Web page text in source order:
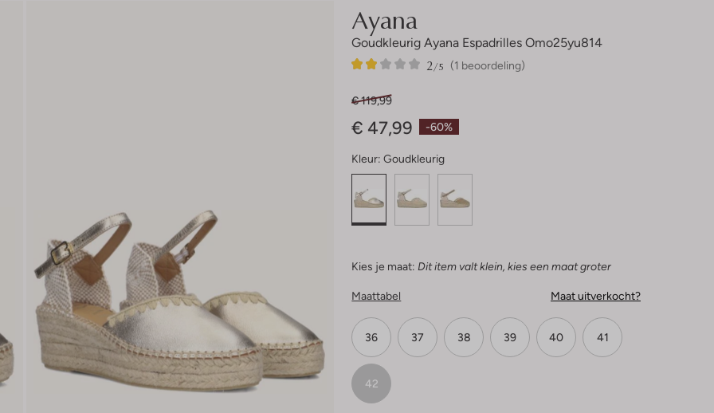
Ayana
Goudkleurig Ayana Espadrilles Omo25yu814
(1 beoordeling)
2/5
1
2
-60%
€ 119,99
€ 47,99
Kleur: Goudkleurig
Kies je maat: Dit item valt klein, kies een maat groter
Maattabel Maat uitverkocht?
36 37 38 39 40 41
42